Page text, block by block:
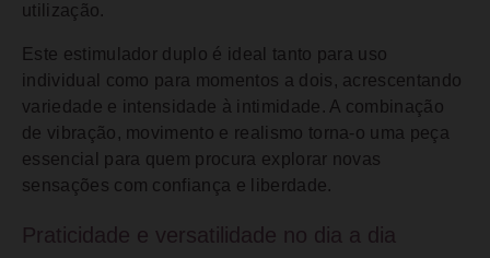
utilização.
Este estimulador duplo é ideal tanto para uso
individual como para momentos a dois, acrescentando
variedade e intensidade à intimidade. A combinação
de vibração, movimento e realismo torna-o uma peça
essencial para quem procura explorar novas
sensações com confiança e liberdade.
Praticidade e versatilidade no dia a dia